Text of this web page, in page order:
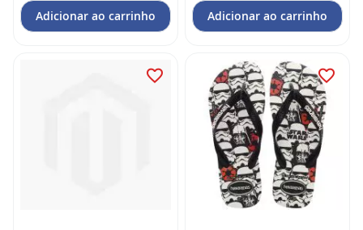
Adicionar ao carrinho Adicionar ao carrinho